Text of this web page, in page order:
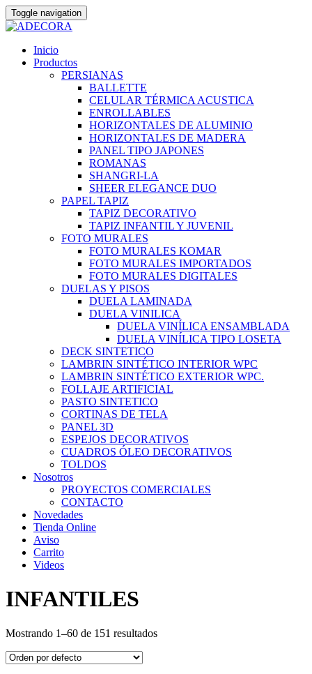
Toggle navigation
Skip
Inicio
Productos
PERSIANAS
BALLETTE
CELULAR TÉRMICA ACUSTICA
ENROLLABLES
HORIZONTALES DE ALUMINIO
HORIZONTALES DE MADERA
PANEL TIPO JAPONES
ROMANAS
SHANGRI-LA
SHEER ELEGANCE DUO
PAPEL TAPIZ
TAPIZ DECORATIVO
TAPIZ INFANTIL Y JUVENIL
FOTO MURALES
FOTO MURALES KOMAR
FOTO MURALES IMPORTADOS
FOTO MURALES DIGITALES
DUELAS Y PISOS
DUELA LAMINADA
DUELA VINILICA
DUELA VINÍLICA ENSAMBLADA
DUELA VINÍLICA TIPO LOSETA
DECK SINTETICO
LAMBRIN SINTÉTICO INTERIOR WPC
LAMBRIN SINTÉTICO EXTERIOR WPC.
FOLLAJE ARTIFICIAL
PASTO SINTETICO
CORTINAS DE TELA
PANEL 3D
ESPEJOS DECORATIVOS
CUADROS ÓLEO DECORATIVOS
TOLDOS
Nosotros
PROYECTOS COMERCIALES
CONTACTO
Novedades
Tienda Online
Aviso
Carrito
Videos
INFANTILES
Mostrando 1–60 de 151 resultados